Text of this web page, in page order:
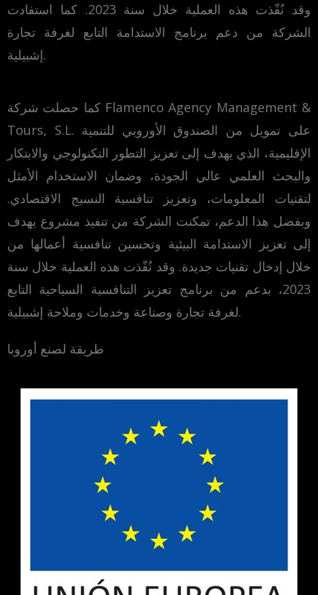
وقد نُفّذت هذه العملية خلال سنة 2023. كما استفادت
الشركة من دعم برنامج الاستدامة التابع لغرفة تجارة
إشبيلية.
كما حصلت شركة Flamenco Agency Management &
Tours, S.L. على تمويل من الصندوق الأوروبي للتنمية
الإقليمية، الذي يهدف إلى تعزيز التطور التكنولوجي والابتكار
والبحث العلمي عالي الجودة، وضمان الاستخدام الأمثل
لتقنيات المعلومات، وتعزيز تنافسية النسيج الاقتصادي.
وبفضل هذا الدعم، تمكنت الشركة من تنفيذ مشروع يهدف
إلى تعزيز الاستدامة البيئية وتحسين تنافسية أعمالها من
خلال إدخال تقنيات جديدة. وقد نُفّذت هذه العملية خلال سنة
2023، بدعم من برنامج تعزيز التنافسية السياحية التابع
لغرفة تجارة وصناعة وخدمات وملاحة إشبيلية.
طريقة لصنع أوروبا